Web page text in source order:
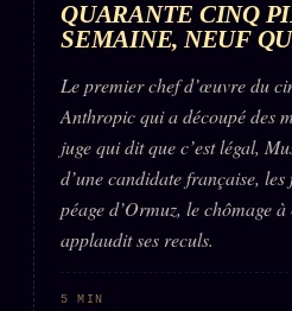
QUARANTE CINQ
SEMAINE, NEUF
Le premier chef d’œuvre du
Anthropic qui a découpé des
juge qui dit que c’est légal,
d’une candidate française,
péage d’Ormuz, le chômage
applaudit ses reculs.
5 MIN